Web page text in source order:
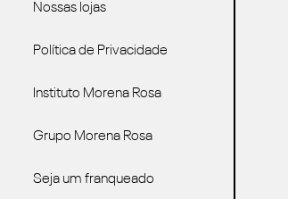
Nossas lojas
Política de Privacidade
Instituto Morena Rosa
Grupo Morena Rosa
Seja um franqueado